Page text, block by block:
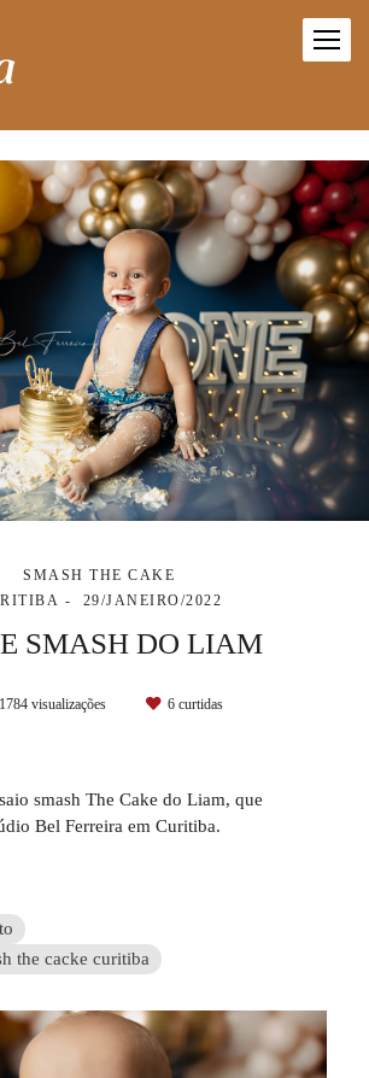
SMASH THE CAKE
29/JANEIRO/2022
SMASH DO LIAM
1784 visualizações 6 curtidas
smash The Cake do Liam, que
Bel Ferreira em Curitiba.
the cacke curitiba